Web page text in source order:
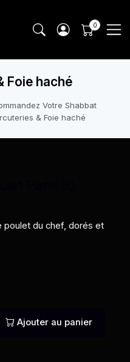
Foie haché
Votre Shabbat
& Foie haché
poulet du chef, dorés et
Ajouter au panier